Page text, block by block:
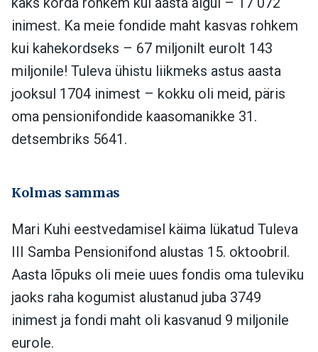
inimest. Ka meie fondide maht kasvas rohkem
kui kahekordseks – 67 miljonilt eurolt 143
miljonile! Tuleva ühistu liikmeks astus aasta
jooksul 1704 inimest – kokku oli meid, päris
oma pensionifondide kaasomanikke 31.
detsembriks 5641.
Kolmas sammas
Mari Kuhi eestvedamisel käima lükatud Tuleva
III Samba Pensionifond alustas 15. oktoobril.
Aasta lõpuks oli meie uues fondis oma tuleviku
jaoks raha kogumist alustanud juba 3749
inimest ja fondi maht oli kasvanud 9 miljonile
eurole.